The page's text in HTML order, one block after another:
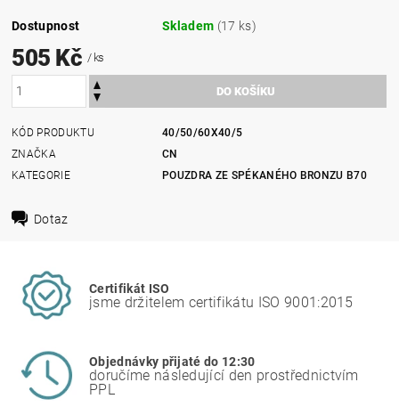
Dostupnost Skladem (17 ks)
505 Kč / ks
KÓD PRODUKTU
40/50/60X40/5
ZNAČKA
CN
KATEGORIE
POUZDRA ZE SPÉKANÉHO BRONZU B70
Dotaz
Certifikát ISO
jsme držitelem certifikátu ISO 9001:2015
Objednávky přijaté do 12:30
doručíme následující den prostřednictvím
PPL